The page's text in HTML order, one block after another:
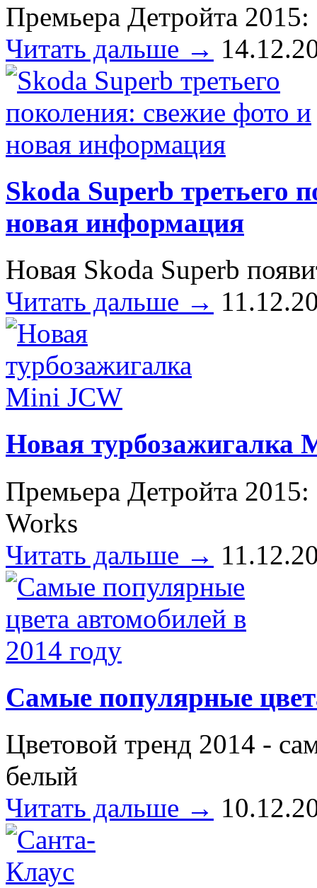
Премьера Детройта
Читать дальше →
Skoda Superb третьего
новая информация
Новая Skoda Superb
Читать дальше →
Новая турбозажигалка
Премьера Детройта
Works
Читать дальше →
Самые популярные
Цветовой тренд 2014 -
белый
Читать дальше →